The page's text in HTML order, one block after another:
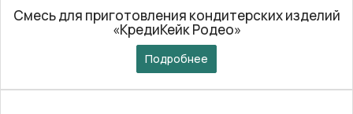
Смесь для приготовления кондитерских изделий
«КредиКейк Родео»
Подробнее